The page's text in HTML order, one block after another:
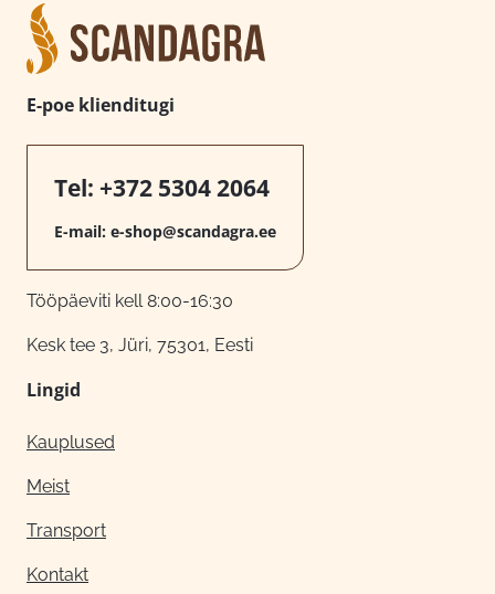
E-poe klienditugi
Tel: +372 5304 2064
E-mail: e-shop@scandagra.ee
Tööpäeviti kell 8:00-16:30
Kesk tee 3, Jüri, 75301, Eesti
Lingid
Kauplused
Meist
Transport
Kontakt